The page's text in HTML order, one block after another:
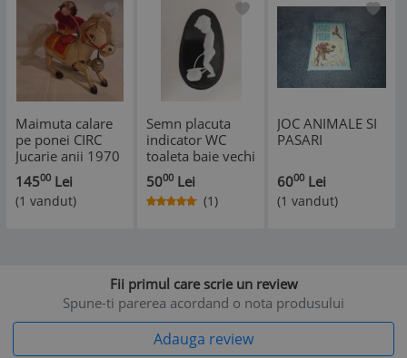
Maimuta calare
pe ponei CIRC
Jucarie anii 1970
tabla litografiata,
functioneaza
14500 Lei
(1 vandut)
Semn placuta
indicator WC
toaleta baie vechi
anii 70-80,
plastic, baiat la
olita
5000 Lei
(1)
JOC ANIMALE SI
PASARI
6000 Lei
(1 vandut)
Fii primul care scrie un review
Spune-ti parerea acordand o nota produsului
Adauga review